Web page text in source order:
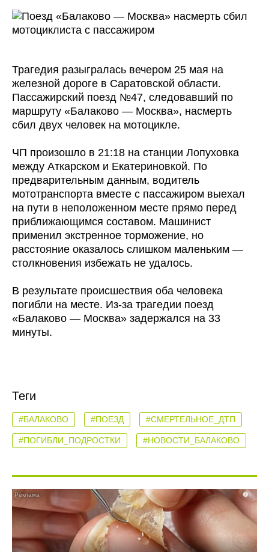
Трагедия разыгралась вечером 25 мая на
железной дороге в Саратовской области.
Пассажирский поезд №47, следовавший по
маршруту «Балаково — Москва», насмерть
сбил двух человек на мотоцикле.
ЧП произошло в 21:18 на станции Лопуховка
между Аткарском и Екатериновкой. По
предварительным данным, водитель
мототранспорта вместе с пассажиром выехал
на пути в неположенном месте прямо перед
приближающимся составом. Машинист
применил экстренное торможение, но
расстояние оказалось слишком маленьким —
столкновения избежать не удалось.
В результате происшествия оба человека
погибли на месте. Из-за трагедии поезд
«Балаково — Москва» задержался на 33
минуты.
Теги
#БАЛАКОВО #ПОЕЗД #СМЕРТЕЛЬНОЕ_ДТП
#ПОГИБЛИ_ПОДРОСТКИ #НОВОСТИ_БАЛАКОВО
i